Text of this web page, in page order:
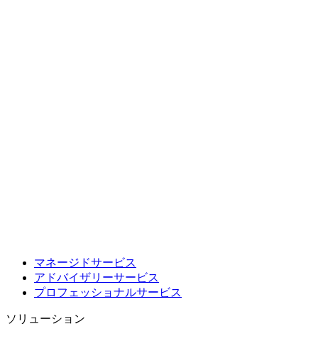
マネージドサービス
アドバイザリーサービス
プロフェッショナルサービス
ソリューション